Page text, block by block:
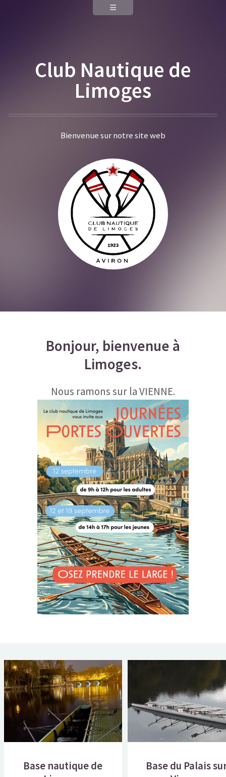
Club Nautique de
Limoges
Bienvenue sur notre site web
Bonjour, bienvenue à
Limoges.
Nous ramons sur la VIENNE.
Base nautique de
Base du Palais